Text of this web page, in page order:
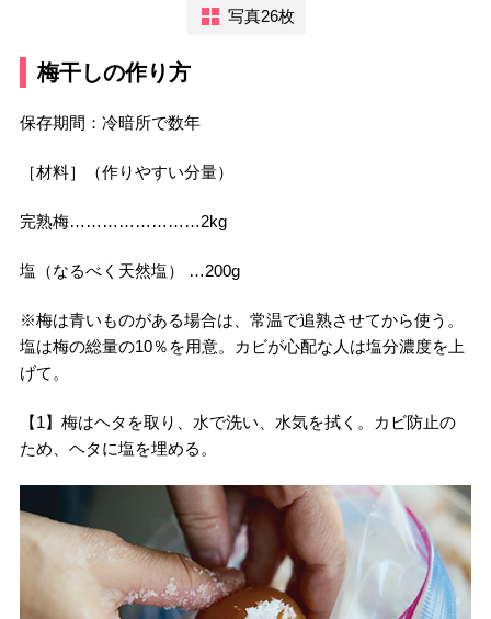
写真26枚
梅干しの作り方
保存期間：冷暗所で数年
［材料］（作りやすい分量）
完熟梅……………………2kg
塩（なるべく天然塩） …200g
※梅は青いものがある場合は、常温で追熟させてから使う。
塩は梅の総量の10％を用意。カビが心配な人は塩分濃度を上
げて。
【1】梅はヘタを取り、水で洗い、水気を拭く。カビ防止の
ため、ヘタに塩を埋める。